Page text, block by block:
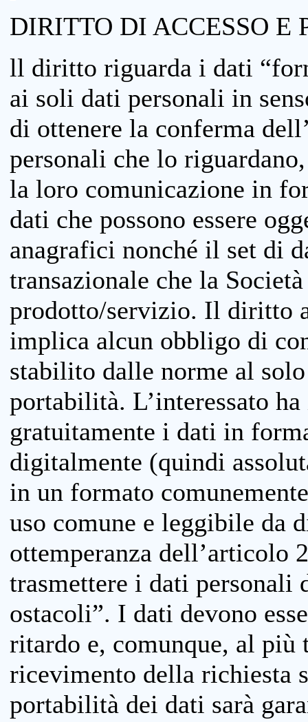
DIRITTO DI ACCESSO
ll diritto riguarda i dati
ai soli dati personali in
di ottenere la conferma
personali che lo
la loro comunicazione in
dati che possono essere
anagrafici nonché il set di
transazionale che la
prodotto/servizio. Il diritto
implica alcun obbligo di
stabilito dalle norme al
portabilità. L’interessato
gratuitamente i dati in
digitalmente (quindi
in un formato
uso comune e leggibile da
ottemperanza dell’articolo
trasmettere i dati personali
ostacoli”. I dati devono
ritardo e, comunque, al più
ricevimento della richiesta
portabilità dei dati sarà